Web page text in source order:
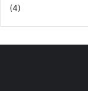
(4)